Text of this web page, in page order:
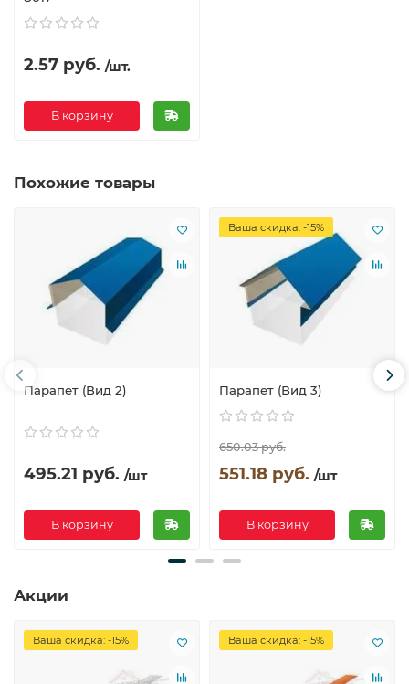
2.57 руб. /шт.
В корзину
Похожие товары
Парапет (Вид 2)
495.21 руб. /шт
В корзину
Ваша скидка: -15%
Парапет (Вид 3)
650.03 руб.
551.18 руб. /шт
В корзину
Акции
Ваша скидка: -15% Ваша скидка: -15%